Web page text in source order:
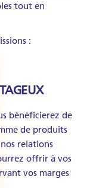
tout en
:
bénéficierez de
de produits
relations
offrir à vos
vos marges